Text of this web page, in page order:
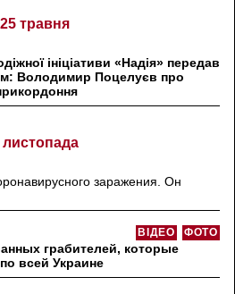
25 травня
ініціативи «Надія» передав
Володимир Поцелуєв про
листопада
заражения. Он
ФОТО
ВІДЕО
грабителей, которые
всей Украине